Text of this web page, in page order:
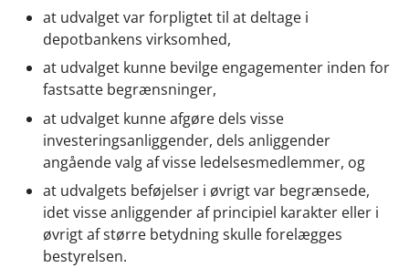
at udvalget var forpligtet til at deltage i
depotbankens virksomhed,
at udvalget kunne bevilge engagementer inden for
fastsatte begrænsninger,
at udvalget kunne afgøre dels visse
investeringsanliggender, dels anliggender
angående valg af visse ledelsesmedlemmer, og
at udvalgets beføjelser i øvrigt var begrænsede,
idet visse anliggender af principiel karakter eller i
øvrigt af større betydning skulle forelægges
bestyrelsen.